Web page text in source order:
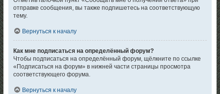
отправке сообщения, вы также подпишетесь на соответствующую
тему.
Вернуться к началу
Как мне подписаться на определённый форум?
Чтобы подписаться на определённый форум, щёлкните по ссылке
«Подписаться на форум» в нижней части страницы просмотра
соответствующего форума.
Вернуться к началу